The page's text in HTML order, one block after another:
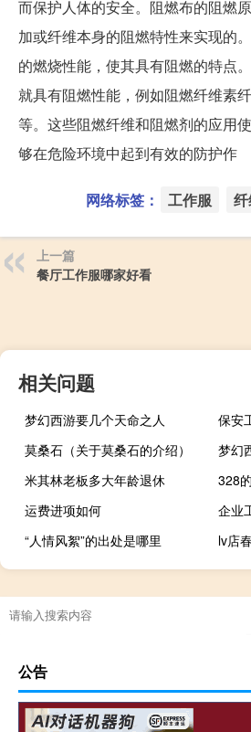
而保护人体的安全。阻燃布的阻燃
加或纤维本身的阻燃特性来实现的
的燃烧性能，使其具有阻燃的特点
就具有阻燃性能，例如阻燃纤维素
等。这些阻燃纤维和阻燃剂的应用
够在危险环境中起到有效的防护作
网络标签： 工作服
上一篇
餐厅工作服哪家好看
相关问题
梦幻西游要几个天命之人
保安
莫桑石（关于莫桑石的介绍）
梦幻
米其林老板多大年龄退休
328
运费进项如何
企业
“人情风絮”的出处是哪里
lv店
公告